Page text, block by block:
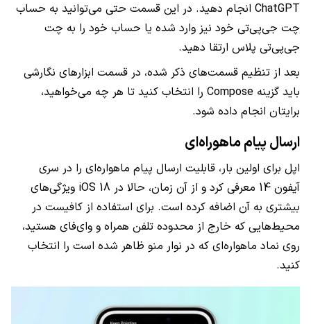
ChatGPT انجام دهید. در این قسمت حتی می‌توانید به حساب
چت جی‌پی‌تی خود نیز وارد شده یا حساب خود را به چت
جی‌پی‌تی پلاس ارتقا دهید.
بعد از تنظیم قسمت‌های ذکر شده، در قسمت ابزارهای نگارشی
باید گزینه Compose را انتخاب کنید تا هر چه می‌خواهید،
برایتان انجام داده شود.
ارسال پیام ماهوراه‌ای
اپل برای اولین بار، قابلیت ارسال پیام ماهواره‌ای را در سری
آیفون 14 معرفی کرد و از آن زمان، حالا در iOS 18 ویژگی‌های
بیشتری به آن اضافه کرده است. برای استفاده از کافیست در
محیط‌هایی که خارج از محدوده تلفن همراه و وای‌فای هستید،
روی نماد ماهواره‌ای که در نوار منو ظاهر شده است را انتخاب
کنید.